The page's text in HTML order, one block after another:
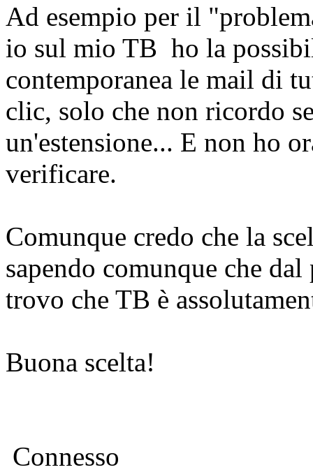
Ad esempio per il
io sul mio TB ho la
contemporanea le mail di
clic, solo che non ricordo
un'estensione... E non ho
verificare.
Comunque credo che la
sapendo comunque che
trovo che TB è
Buona scelta!
Connesso